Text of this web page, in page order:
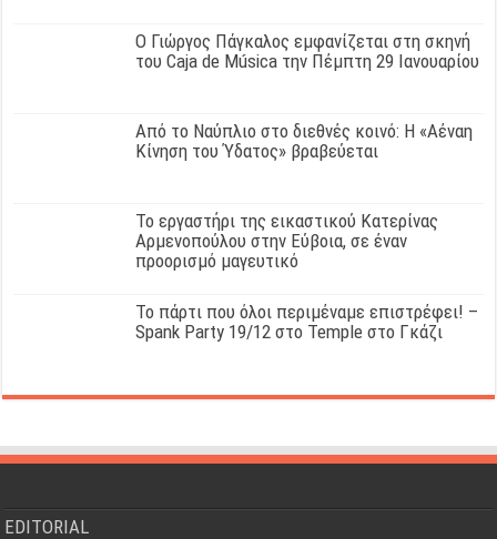
Ο Γιώργος Πάγκαλος εμφανίζεται στη σκηνή
του Caja de Música την Πέμπτη 29 Ιανουαρίου
Από το Ναύπλιο στο διεθνές κοινό: Η «Αέναη
Κίνηση του Ύδατος» βραβεύεται
Το εργαστήρι της εικαστικού Κατερίνας
Αρμενοπούλου στην Εύβοια, σε έναν
προορισμό μαγευτικό
Το πάρτι που όλοι περιμέναμε επιστρέφει! –
Spank Party 19/12 στο Temple στο Γκάζι
EDITORIAL